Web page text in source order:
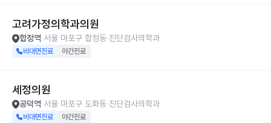
고려가정의학과의원
합정역 서울 마포구 합정동 진단검사의학과
비대면진료 야간진료
세정의원
공덕역 서울 마포구 도화동 진단검사의학과
비대면진료 야간진료